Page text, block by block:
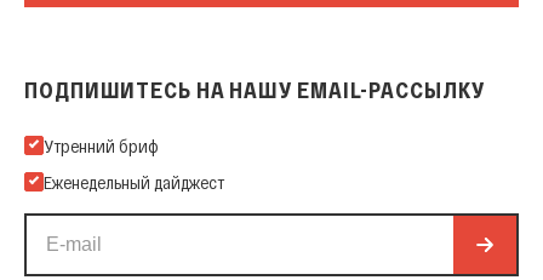
ПОДПИШИТЕСЬ НА НАШУ EMAIL-РАССЫЛКУ
Подпишитесь на нашу Email-рассылку
Утренний бриф
Еженедельный дайджест